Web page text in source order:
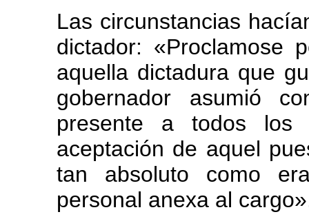
Las circunstancias
dictador: «Proclamose
aquella dictadura que
gobernador asumió
presente a todos los
aceptación de aquel
tan absoluto como
personal anexa al